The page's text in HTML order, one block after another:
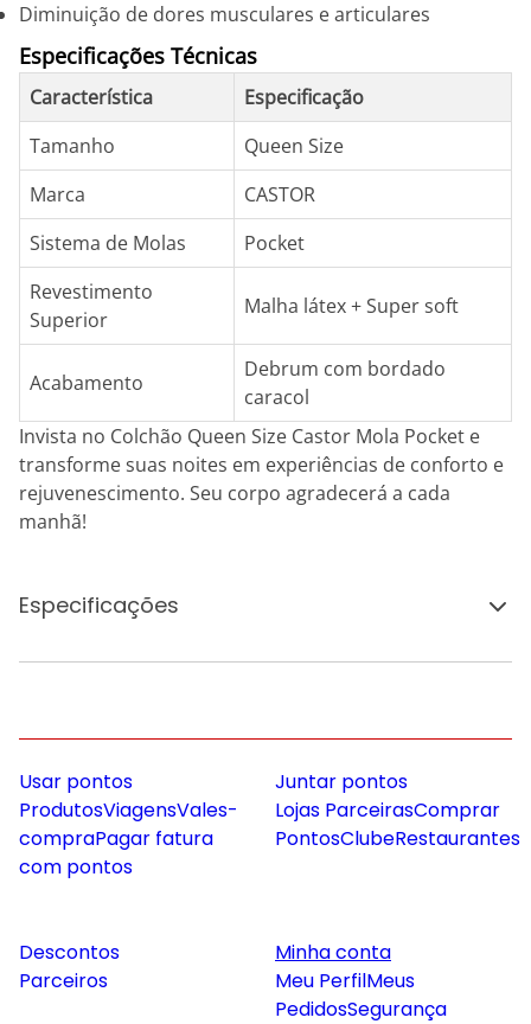
Diminuição de dores musculares e articulares
Especificações Técnicas
Característica
Especificação
Tamanho
Queen Size
Marca
CASTOR
Sistema de Molas
Pocket
Revestimento
Superior
Malha látex + Super soft
Acabamento
Debrum com bordado
caracol
Invista no Colchão Queen Size Castor Mola Pocket e
transforme suas noites em experiências de conforto e
rejuvenescimento. Seu corpo agradecerá a cada
manhã!
Especificações
Usar pontos
ProdutosViagensVales-
compraPagar fatura
com pontos
Juntar pontos
Lojas ParceirasComprar
PontosClubeRestaurantes
Descontos
Parceiros
Minha conta
Meu PerfilMeus
PedidosSegurança